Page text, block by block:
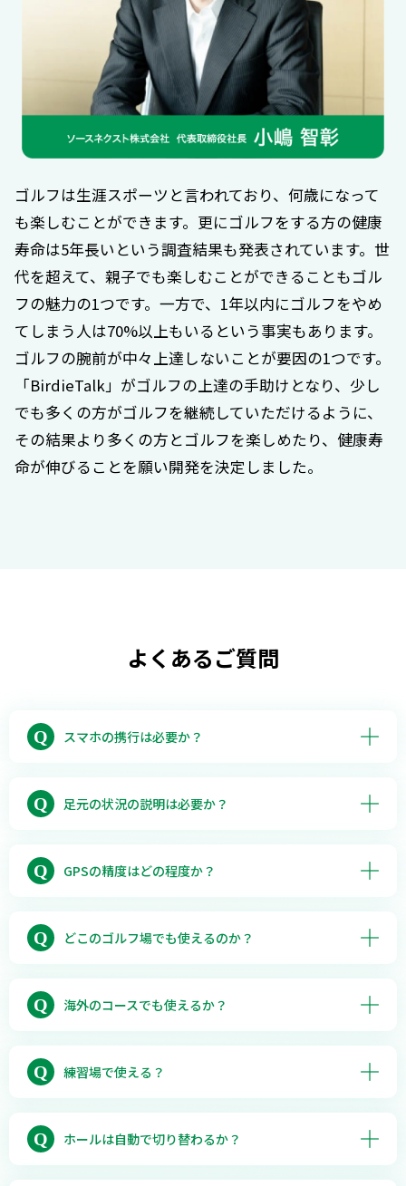
ゴルフは生涯スポーツと言われており、何歳になって
も楽しむことができます。更にゴルフをする方の健康
寿命は5年長いという調査結果も発表されています。世
代を超えて、親子でも楽しむことができることもゴル
フの魅力の1つです。一方で、1年以内にゴルフをやめ
てしまう人は70%以上もいるという事実もあります。
ゴルフの腕前が中々上達しないことが要因の1つです。
「BirdieTalk」がゴルフの上達の手助けとなり、少し
でも多くの方がゴルフを継続していただけるように、
その結果より多くの方とゴルフを楽しめたり、健康寿
命が伸びることを願い開発を決定しました。
よくあるご質問
Q スマホの携行は必要か？
っているため、スマホがない場合は利用できませ
ん。スマホのGPSを利用するため、ポケットに入
Q 足元の状況の説明は必要か？
り1ヤード違うと状況が大きく異なることもあり
ます。ご質問の際に状況をお伝えいただくと、よ
す。
Q GPSの精度はどの程度か？
Q どこのゴルフ場でも使えるのか？
細は対応コース一覧をご覧ください。対応コース
一覧は こちら
Q 海外のコースでも使えるか？
Q 練習場で使える？
アドバイス機能はご利用いただけます。
Q ホールは自動で切り替わるか？